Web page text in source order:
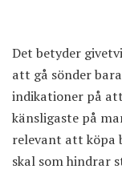
Det betyder
att gå sönder
indikationer på
känsligaste på
relevant att köpa
skal som hindrar